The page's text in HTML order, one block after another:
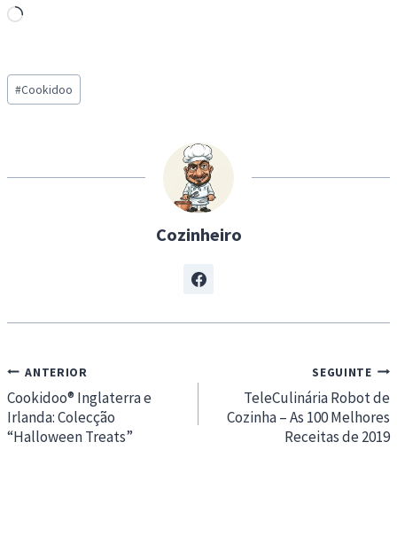
L
d
i
…
Post
Tags:
#Cookidoo
Cozinheiro
Navegação
de
artigos
ANTERIOR
Cookidoo® Inglaterra e
Irlanda: Colecção
“Halloween Treats”
SEGUINTE
TeleCulinária Robot de
Cozinha – As 100 Melhores
Receitas de 2019